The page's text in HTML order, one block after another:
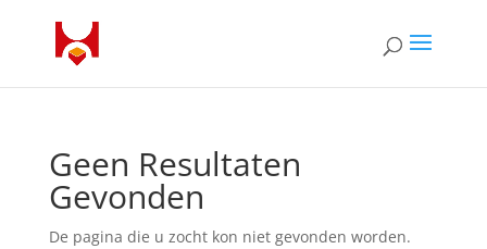
Geen Resultaten
Gevonden
De pagina die u zocht kon niet gevonden worden.